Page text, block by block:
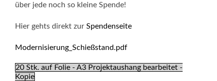
über jede noch so kleine Spende!
Hier gehts direkt zurSpendenseite
Modernisierung_Schießstand.pdf
20 Stk. auf Folie - A3 Projektaushang bearbeitet -
Kopie